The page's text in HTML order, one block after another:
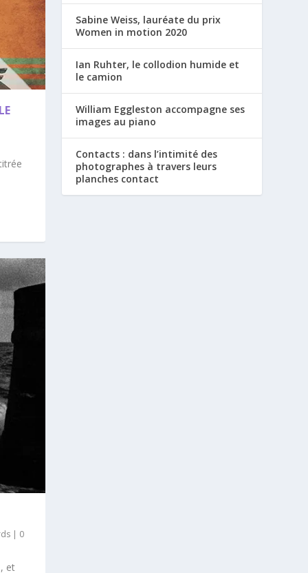
| 0
et
Sabine Weiss, lauréate du prix
Women in motion 2020
Ian Ruhter, le collodion humide et
le camion
William Eggleston accompagne ses
images au piano
Contacts : dans l’intimité des
photographes à travers leurs
planches contact